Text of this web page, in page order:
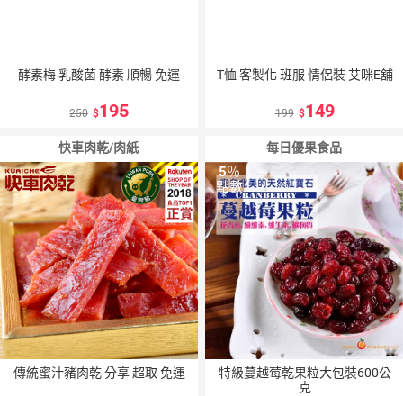
酵素梅 乳酸菌 酵素 順暢 免運
250 195
T恤 客製化 班服 情侶裝 艾咪E舖
199 149
快車肉乾/肉紙
傳統蜜汁豬肉乾 分享 超取 免運
每日優果食品
5％
點數
特級蔓越莓乾果粒大包裝600公
克